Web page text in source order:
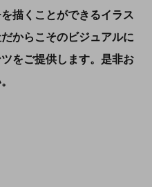
描くことができるイラス
からこそのビジュアルに
をご提供します。是非お